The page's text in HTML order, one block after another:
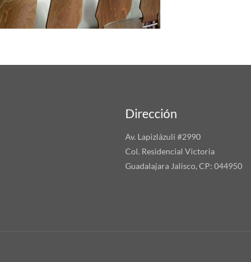
Dirección
Av. Lapizlázuli #2990
Col. Residencial Victoria
Guadalajara Jalisco, CP: 044950